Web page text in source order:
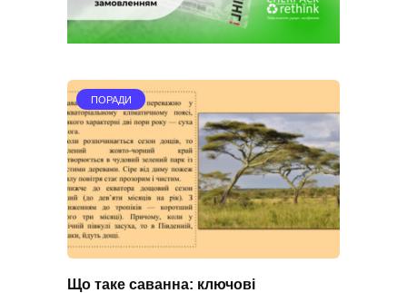
ПОРАДИ
Що таке саванна: ключові